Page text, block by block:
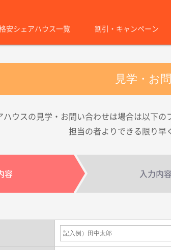
安シェアハウス一覧 割引・キャンペーン
見学・お
ハウスの見学・お問い合わせは場合は以下の
担当の者よりできる限り早
容 入力内